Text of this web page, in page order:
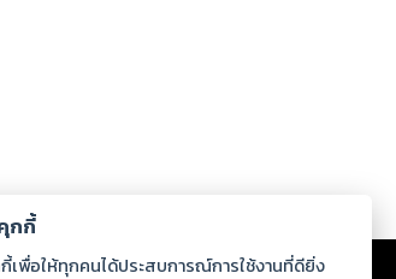
บเรา ดาวน์โหลด
กกี้
กี้เพื่อให้ทุกคนได้ประสบการณ์การใช้งานที่ดียิ่ง